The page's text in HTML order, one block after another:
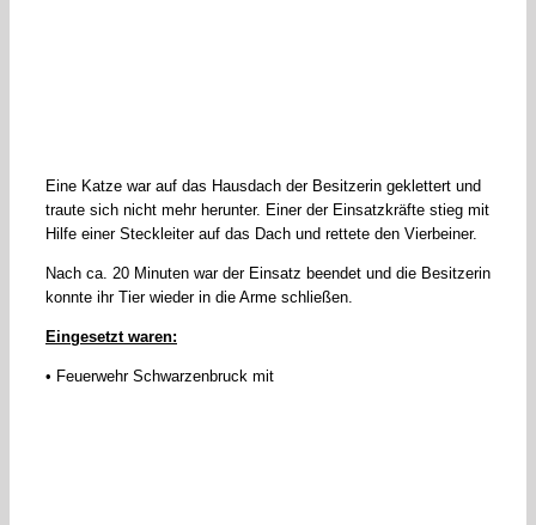
Eine Katze war auf das Hausdach der Besitzerin geklettert und
traute sich nicht mehr herunter. Einer der Einsatzkräfte stieg mit
Hilfe einer Steckleiter auf das Dach und rettete den Vierbeiner.
Nach ca. 20 Minuten war der Einsatz beendet und die Besitzerin
konnte ihr Tier wieder in die Arme schließen.
Eingesetzt waren:
• Feuerwehr Schwarzenbruck mit